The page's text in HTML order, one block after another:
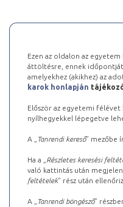
Ezen az oldalon az
áttöltésre, ennek időpontját
amelyekhez (akikhez) az
karok honlapján
Először az egyetemi félévet
nyílhegyekkel lépegetve
A „ Tanrendi kereső” mezőbe
Ha a „ Részletes keresési
való kattintás után
feltételek” rész után
A „ Tanrendi böngésző”